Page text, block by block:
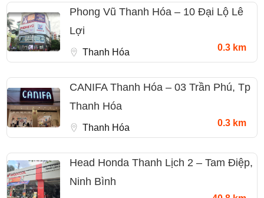
Phong Vũ Thanh Hóa – 10 Đại Lộ Lê
Lợi
Thanh Hóa 0.3 km
CANIFA Thanh Hóa – 03 Trần Phú, Tp
Thanh Hóa
Thanh Hóa 0.3 km
Head Honda Thanh Lịch 2 – Tam Điệp,
Ninh Bình